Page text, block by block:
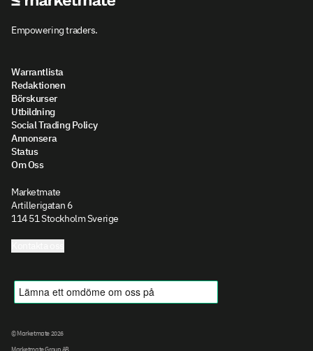
Empowering traders.
Warrantlista
Redaktionen
Börskurser
Utbildning
Social Trading Policy
Annonsera
Status
Om Oss
Marketmate
Artillerigatan 6
114 51 Stockholm Sverige
© Marketmate 2026
Marketmate Group AB